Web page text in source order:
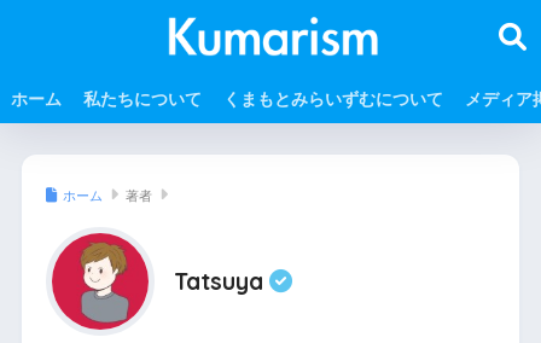
ホーム 私たちについて くまもとみらいずむについて メディア
ホーム 著者
Tatsuya